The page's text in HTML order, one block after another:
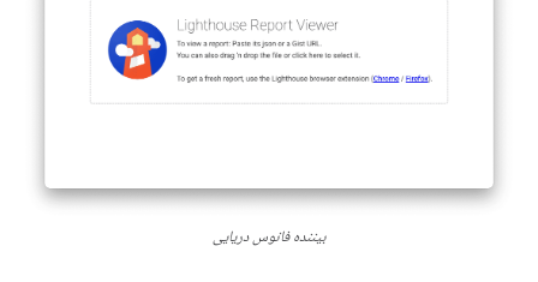
بیننده فانوس دریایی